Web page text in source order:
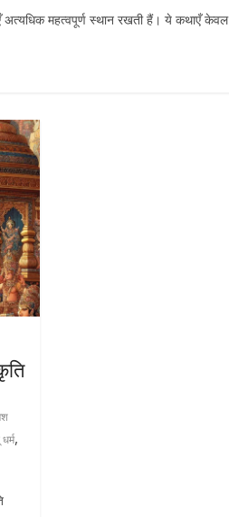
अत्यधिक महत्वपूर्ण स्थान रखती हैं। ये कथाएँ केवल
,